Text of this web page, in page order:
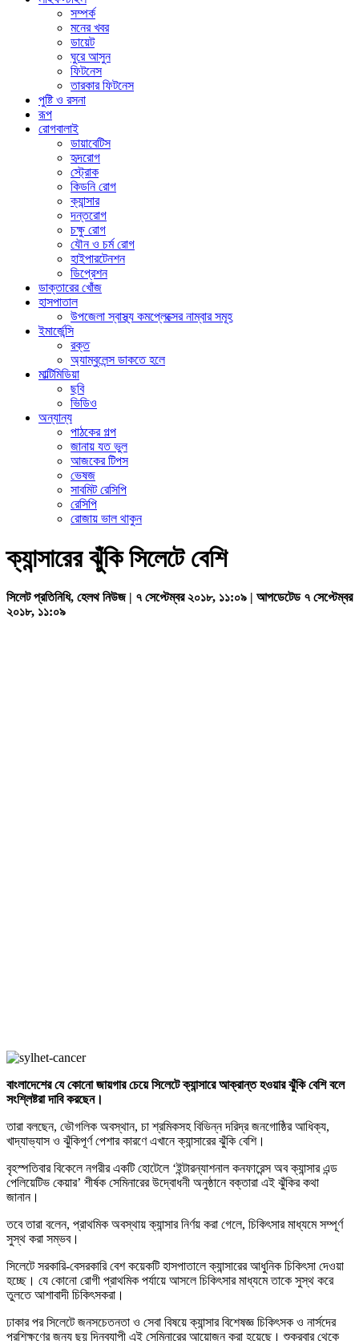
সম্পর্ক
মনের খবর
ডায়েট
ঘুরে আসুন
ফিটনেস
তারকার ফিটনেস
পুষ্টি ও রসনা
রূপ
রোগবালাই
ডায়াবেটিস
হৃদরোগ
স্ট্রোক
কিডনি রোগ
ক্যান্সার
দন্তরোগ
চক্ষু রোগ
যৌন ও চর্ম রোগ
হাইপারটেনশন
ডিপ্রেশন
ডাক্তারের খোঁজ
হাসপাতাল
উপজেলা স্বাস্থ্য কমপ্লেক্সের নাম্বার সমূহ
ইমার্জেন্সি
রক্ত
অ্যাম্বুলেন্স ডাকতে হলে
মাল্টিমিডিয়া
ছবি
ভিডিও
অন্যান্য
পাঠকের গল্প
জানায় যত ভুল
আজকের টিপস
ভেষজ
সাবমিট রেসিপি
রেসিপি
রোজায় ভাল থাকুন
ক্যান্সারের ঝুঁকি সিলেটে বেশি
সিলেট প্রতিনিধি, হেলথ নিউজ | ৭ সেপ্টেম্বর ২০১৮, ১১:০৯ | আপডেটেড ৭ সেপ্টেম্বর
২০১৮, ১১:০৯
বাংলাদেশের যে কোনো জায়গার চেয়ে সিলেটে ক্যান্সারে আক্রান্ত হওয়ার ঝুঁকি বেশি বলে
সংশ্লিষ্টরা দাবি করছেন।
তারা বলছেন, ভৌগলিক অবস্থান, চা শ্রমিকসহ বিভিন্ন দরিদ্র জনগোষ্ঠির আধিক্য,
খাদ্যাভ্যাস ও ঝুঁকিপূর্ণ পেশার কারণে এখানে ক্যান্সারের ঝুঁকি বেশি।
বৃহস্পতিবার বিকেলে নগরীর একটি হোটেলে ‘ইন্টারন্যাশনাল কনফারেন্স অব ক্যান্সার এন্ড
পেলিয়েটিভ কেয়ার’ শীর্ষক সেমিনারের উদ্বোধনী অনুষ্ঠানে বক্তারা এই ঝুঁকির কথা
জানান।
তবে তারা বলেন, প্রাথমিক অবস্থায় ক্যান্সার নির্ণয় করা গেলে, চিকিৎসার মাধ্যমে সম্পূর্ণ
সুস্থ করা সম্ভব।
সিলেটে সরকারি-বেসরকারি বেশ কয়েকটি হাসপাতালে ক্যান্সারের আধুনিক চিকিৎসা দেওয়া
হচ্ছে। যে কোনো রোগী প্রাথমিক পর্যায়ে আসলে চিকিৎসার মাধ্যমে তাকে সুস্থ করে
তুলতে আশাবাদী চিকিৎসকরা।
ঢাকার পর সিলেটে জনসচেতনতা ও সেবা বিষয়ে ক্যান্সার বিশেষজ্ঞ চিকিৎসক ও নার্সদের
প্রশিক্ষণের জন্য ছয় দিনব্যাপী এই সেমিনারের আয়োজন করা হয়েছে। শুক্রবার থেকে